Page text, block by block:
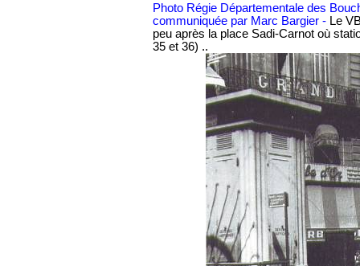
Photo Régie Départementale des
communiquée par Marc Bargier - Le
peu après la place Sadi-Carnot où
35 et 36) ..